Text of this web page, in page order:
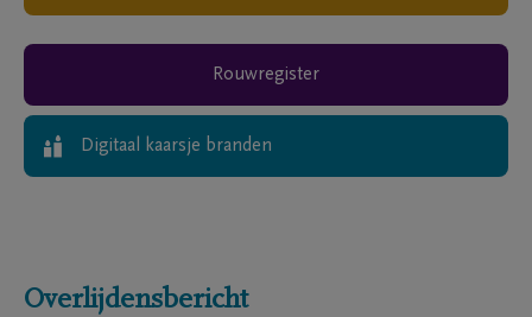
Rouwregister
Digitaal kaarsje branden
Overlijdensbericht